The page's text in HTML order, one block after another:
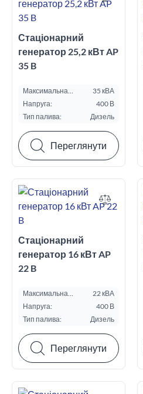
Стаціонарний
генератор 25,2 кВт AP
35 B
Максимальна
потужність ESP, кВА:
35 кВА
Напруга:
400 В
Тип палива:
Дизель
Переглянути
Стаціонарний
генератор 16 кВт AP
22 B
Максимальна
потужність ESP, кВА:
22 кВА
Напруга:
400 В
Тип палива:
Дизель
Переглянути